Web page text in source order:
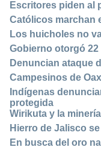
Escritores piden al
Católicos marchan
Los huicholes no
Gobierno otorgó
Denuncian ataque
Campesinos de
Indígenas
protegida
Wirikuta y la
Hierro de Jalisco
En busca del oro